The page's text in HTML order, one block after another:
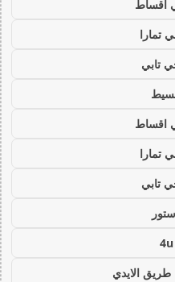
اقساط
تمارا
تابي
اقساط
تمارا
تابي
الايدي